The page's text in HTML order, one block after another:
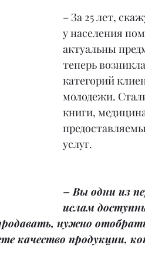
– За 25 лет,
у населения
актуальны
теперь
категорий
молодежи.
книги,
услуг.
– Вы одни из
ислам
нужно
качество продукции,